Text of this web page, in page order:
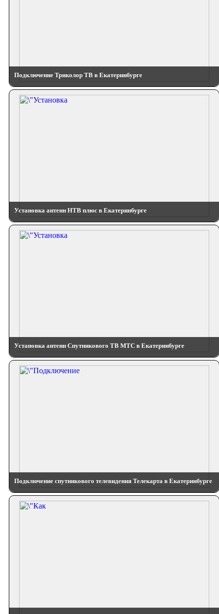
Подключение Триколор ТВ в Екатеринбурге
Установка антенн НТВ плюс в Екатеринбурге
Установка антенн Спутникового ТВ МТС в Екатеринбурге
Подключение спутникового телевидения Телекарта в Екатеринбурге